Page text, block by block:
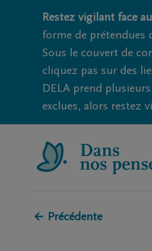
Restez vigilant face
forme de prétendues
Sous le couvert de
cliquez pas sur des
DELA prend
exclues, alors restez
← Précédente